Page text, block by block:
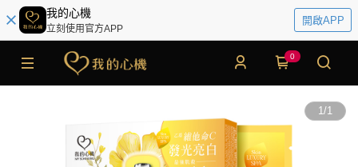
我的心機
立刻使用官方APP
開啟APP
0
1/1